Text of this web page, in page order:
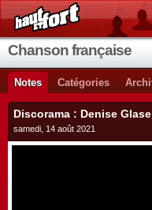
Chanson française
Notes Catégories
Discorama : Denise
samedi, 14 août 2021